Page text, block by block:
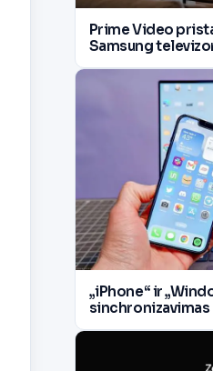
Prime Video
Samsung
„iPhone“ ir
sinchronizavimas